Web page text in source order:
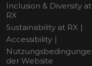
Inclusion & Diversity at
RX
Sustainability at RX
Accessibility
der Website